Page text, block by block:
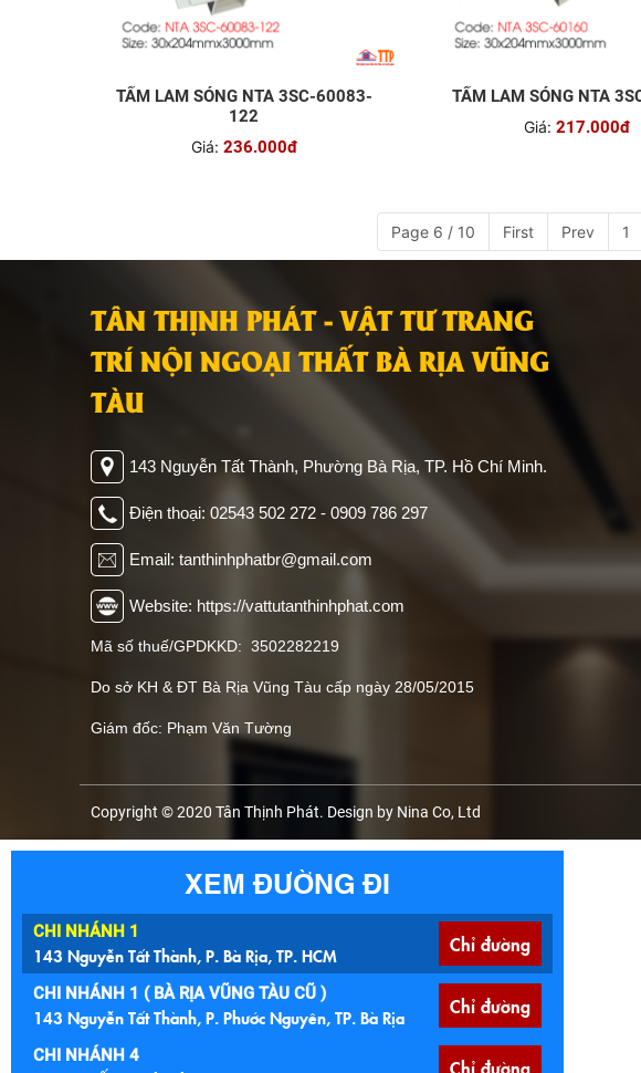
TẤM LAM SÓNG NTA 3SC-60083-
122
Giá: 236.000đ
TẤM LAM SÓNG NTA
Giá: 217.000đ
Page 6 / 10 First Prev 1
TÂN THỊNH PHÁT - VẬT TƯ TRANG
TRÍ NỘI NGOẠI THẤT BÀ RỊA VŨNG
TÀU
143 Nguyễn Tất Thành, Phường Bà Rịa, TP. Hồ Chí Minh.
Điện thoại: 02543 502 272 - 0909 786 297
Email: tanthinhphatbr@gmail.com
Website: https://vattutanthinhphat.com
Mã số thuế/GPDKKD: 3502282219
Do sở KH & ĐT Bà Rịa Vũng Tàu cấp ngày 28/05/2015
Giám đốc: Phạm Văn Tường
Copyright © 2020 Tân Thịnh Phát. Design by Nina Co, Ltd
XEM ĐƯỜNG ĐI
CHI NHÁNH 1
143 Nguyễn Tất Thành, P. Bà Rịa, TP. HCM Chỉ đường
CHI NHÁNH 1 ( BÀ RỊA VŨNG TÀU CŨ )
143 Nguyễn Tất Thành, P. Phước Nguyên, TP. Bà Rịa Chỉ đường
CHI NHÁNH 4 Chỉ đường